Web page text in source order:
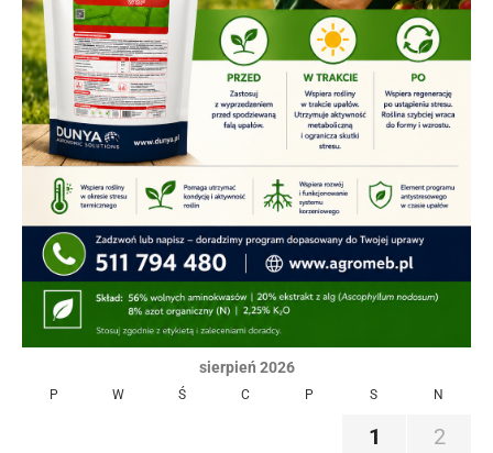
sierpień 2026
P W Ś C P S N
1
2